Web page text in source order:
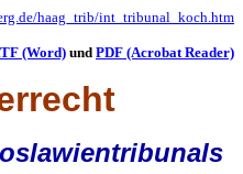
haag_trib/int_tribunal_koch.htm
(Word) und PDF (Acrobat Reader)